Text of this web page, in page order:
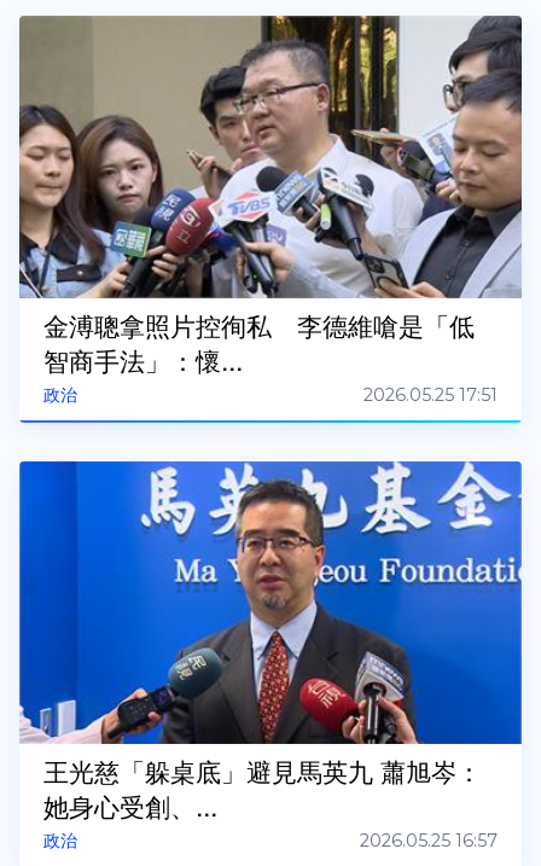
政治
金溥聰拿照片控徇私 李德維嗆是「低
智商手法」：懷...
2026.05.25 17:51
政治
王光慈「躲桌底」避見馬英九 蕭旭岑：
她身心受創、...
2026.05.25 16:57